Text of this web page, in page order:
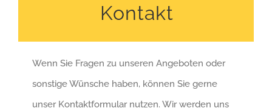
Kontakt
Wenn Sie Fragen zu unseren Angeboten oder
sonstige Wünsche haben, können Sie gerne
unser Kontaktformular nutzen. Wir werden uns